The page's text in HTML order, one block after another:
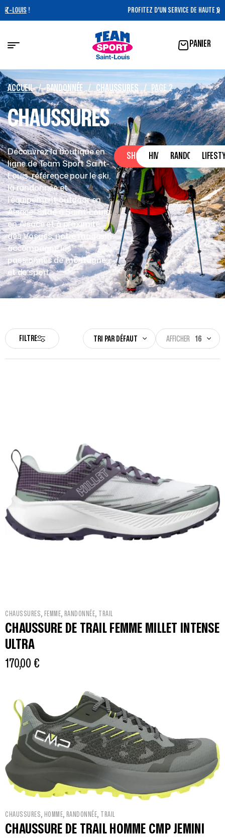
PROFITEZ D'UN SERVICE DE HAUTE QUALITÉ !
PANIER
CHAUSSURES
ACCUEIL / RANDONNÉE / CHAUSSURES / PAGE 2
Découvrez la boutique en
ligne de Team Sport Saint-
Louis, référence pour le ski,
la randonnée et
l’équipement outdoor en
Alsace. Situé à Saint-Louis,
en Alsace et à proximité
des Vosges, notre magasin
accompagne les
passionnés de montagne
et de sport.
SHOP HIVER RANDONNÉE
FILTRE TRI PAR DÉFAUT AFFICHER 16
CHAUSSURES, FEMME, RANDONNÉE, TRAIL
CHAUSSURE DE TRAIL FEMME MILLET INTENSE
ULTRA
170,00 €
CHAUSSURES, HOMME, RANDONNÉE, TRAIL
CHAUSSURE DE TRAIL HOMME CMP JEMINI